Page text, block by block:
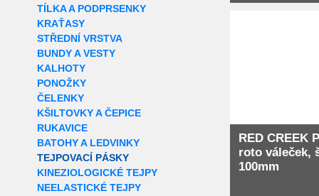
TÍLKA A PODPRSENKY
KRAŤASY
STŘEDNÍ VRSTVA
BUNDY A VESTY
KALHOTY
PONOŽKY
ČELENKY
KŠILTOVKY A ČEPICE
RUKAVICE
BATOHY A LEDVINKY
TEJPOVACÍ PÁSKY
KINEZIOLOGICKÉ TEJPY
NEELASTICKÉ TEJPY
RED CREEK
roto váleček,
100mm